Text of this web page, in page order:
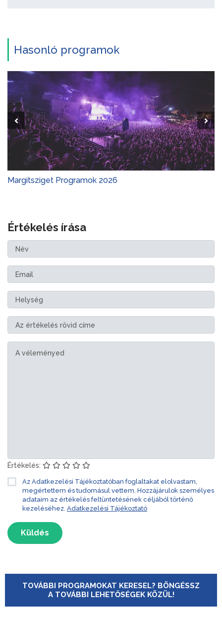
Hasonló programok
Margitsziget Programok 2026
Értékelés írása
Értékelés:
Az Adatkezelési Tájékoztatóban foglaltakat elolvastam,
megértettem és tudomásul vettem. Hozzájárulok személyes
adataim az értékelés feltüntetésének céljából történő
kezeléséhez. Adatkezelési Tájékoztató
Küldés
TOVÁBBI PROGRAMOKAT KERESEL? BÖNGÉSSZ
A TOVÁBBI LEHETŐSÉGEK KÖZÜL!